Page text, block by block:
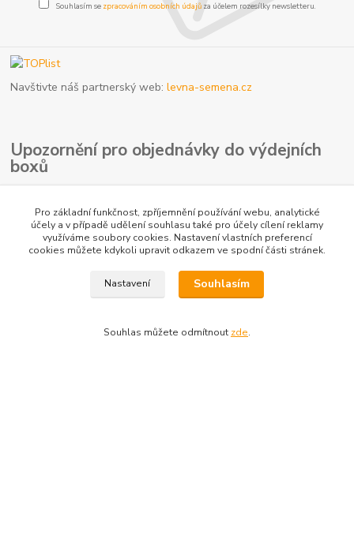
Souhlasím se zpracováním osobních údajůza účelem rozesílky newsletteru.
Navštivte náš partnerský web:levna-semena.cz
Upozornění pro objednávky do výdejních
boxů
V případě plné kapacity výdejního boxu může dopravce doručit
vaši zásilku na nejbližší kamennou pobočku. Počítejte prosím s
touto možností, jelikož se nejedná o důvod k reklamaci.
Pro základní funkčnost, zpříjemnění používání webu, analytické
účely a v případě udělení souhlasu také pro účely cílení reklamy
využíváme soubory cookies. Nastavení vlastních preferencí
cookies můžete kdykoli upravit odkazem ve spodní části stránek.
Nastavení Souhlasím
Souhlas můžete odmítnout zde.